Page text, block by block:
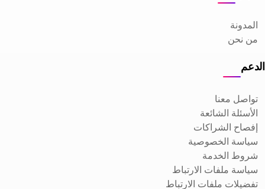
المدونة
من نحن
الدعم
تواصل معنا
الأسئلة الشائعة
إفصاح الشراكات
سياسة الخصوصية
شروط الخدمة
سياسة ملفات الارتباط
تفضيلات ملفات الارتباط